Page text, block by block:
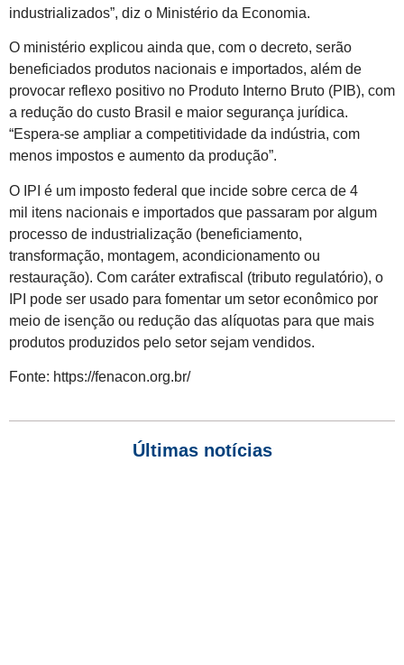
industrializados”, diz o Ministério da Economia.
O ministério explicou ainda que, com o decreto, serão
beneficiados produtos nacionais e importados, além de
provocar reflexo positivo no Produto Interno Bruto (PIB), com
a redução do custo Brasil e maior segurança jurídica.
“Espera-se ampliar a competitividade da indústria, com
menos impostos e aumento da produção”.
O IPI é um imposto federal que incide sobre cerca de 4
mil itens nacionais e importados que passaram por algum
processo de industrialização (beneficiamento,
transformação, montagem, acondicionamento ou
restauração). Com caráter extrafiscal (tributo regulatório), o
IPI pode ser usado para fomentar um setor econômico por
meio de isenção ou redução das alíquotas para que mais
produtos produzidos pelo setor sejam vendidos.
Fonte: https://fenacon.org.br/
Últimas notícias